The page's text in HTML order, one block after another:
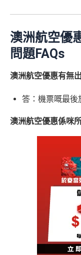
澳洲航空優
問題FAQs
澳洲航空優惠有無
答：機票嘅最後
澳洲航空優惠係咪